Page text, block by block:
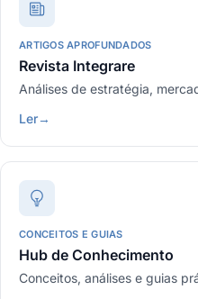
ARTIGOS APROFUNDADOS
Revista Integrare
Análises de estratégia,
Ler→
CONCEITOS E GUIAS
Hub de Conhecimento
Conceitos, análises e guias